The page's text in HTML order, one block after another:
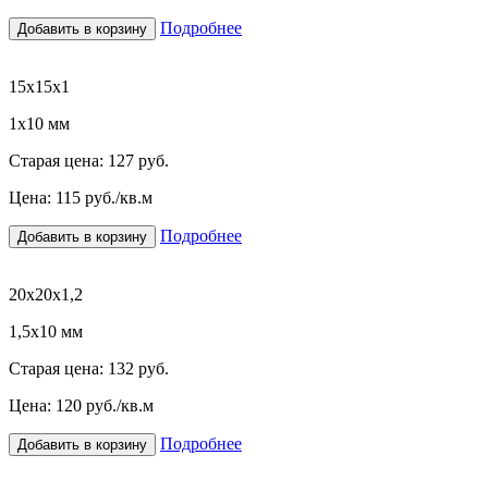
Добавить в корзину Подробнее
15х15х1
1х10 мм
Старая цена: 127 руб.
Цена: 115 руб./кв.м
Добавить в корзину Подробнее
20х20х1,2
1,5х10 мм
Старая цена: 132 руб.
Цена: 120 руб./кв.м
Добавить в корзину Подробнее